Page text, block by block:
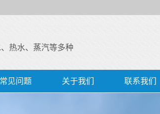
热水、蒸汽等多种
常见问题 关于我们 联系我们